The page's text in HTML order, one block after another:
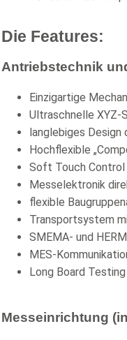
Die Features:
Antriebstechnik
Einzigartige
Ultraschnelle XYZ-
langlebiges Design
Hochflexible
Soft Touch Control
Messelektronik
flexible
Transportsystem
SMEMA- und
MES-
Long Board
Messeinrichtung